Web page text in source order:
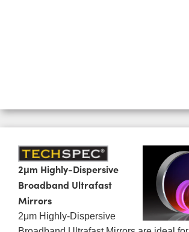
2μm Highly-Dispersive
Broadband Ultrafast
Mirrors
2μm Highly-Dispersive